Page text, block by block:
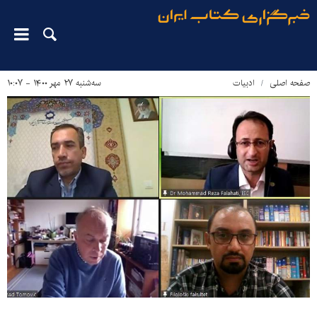
صفحه اصلی ادبیات سه‌شنبه ۲۷ مهر ۱۴۰۰ - ۱۰:۰۷